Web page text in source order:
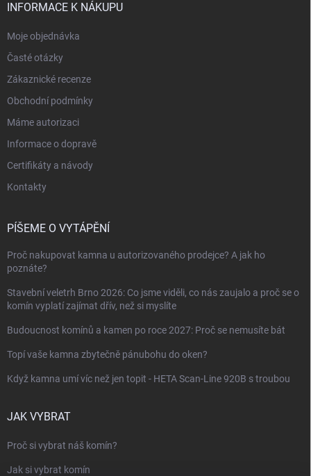
INFORMACE K NÁKUPU
Moje objednávka
Časté otázky
Zákaznické recenze
Obchodní podmínky
Máme autorizaci
Informace o dopravě
Certifikáty a návody
Kontakty
PÍŠEME O VYTÁPĚNÍ
Proč nakupovat kamna u autorizovaného prodejce? A jak ho
poznáte?
Stavební veletrh Brno 2026: Co jsme viděli, co nás zaujalo a proč se o
komín vyplatí zajímat dřív, než si myslíte
Budoucnost komínů a kamen po roce 2027: Proč se nemusíte bát
Topí vaše kamna zbytečně pánubohu do oken?
Když kamna umí víc než jen topit - HETA Scan-Line 920B s troubou
JAK VYBRAT
Proč si vybrat náš komín?
Jak si vybrat komín